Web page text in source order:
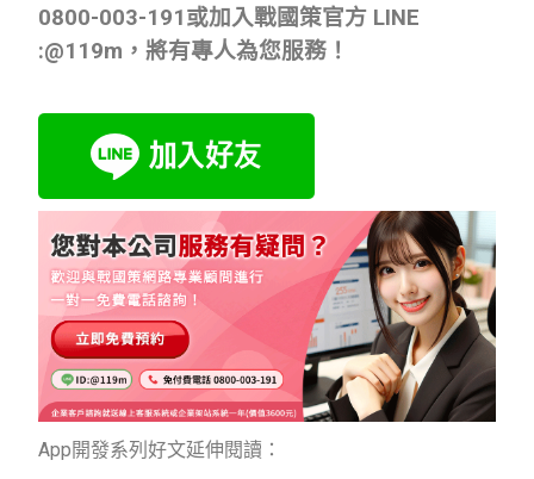
0800-003-191或加入戰國策官方 LINE
:@119m ，將有專人為您服務！
App開發系列好文延伸閱讀：